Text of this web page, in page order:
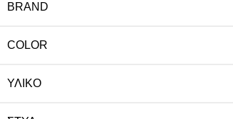
BRAND
COLOR
ΥΛΙΚΌ